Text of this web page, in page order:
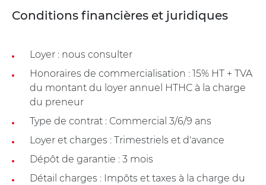
Conditions financières et juridiques
Loyer : nous consulter
Honoraires de commercialisation : 15% HT + TVA
du montant du loyer annuel HTHC à la charge
du preneur
Type de contrat : Commercial 3/6/9 ans
Loyer et charges : Trimestriels et d'avance
Dépôt de garantie : 3 mois
Détail charges : Impôts et taxes à la charge du